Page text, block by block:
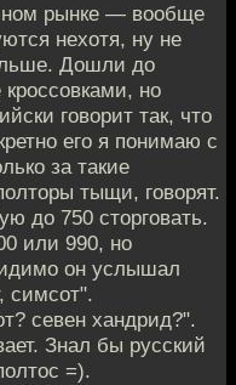
рынке — вообще
нехотя, ну не
Дошли до
но
говорит так, что
его я понимаю с
за такие
тыщи, говорят.
до 750 сторговать.
или 990, но
он услышал
симсот".
севен хандрид?".
Знал бы русский
=).